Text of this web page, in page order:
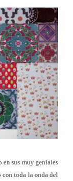
en sus muy geniales
con toda la onda del